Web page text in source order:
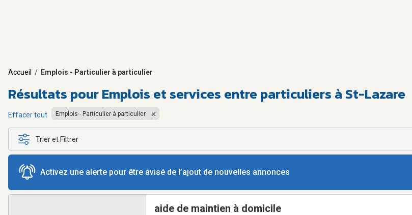
Accueil / Emplois - Particulier à particulier
Résultats pourEmplois et services entre particuliers à St-Lazare
Effacer tout Emplois - Particulier à particulier
Trier et Filtrer
Activez une alerte pour être avisé de l’ajout de nouvelles annonces
aide de maintien à domicile